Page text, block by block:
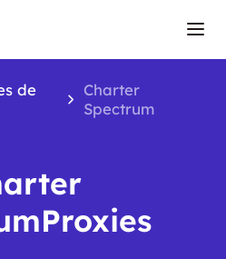
de
Charter
Spectrum